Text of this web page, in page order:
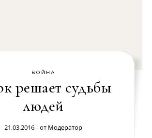
ВОЙНА
решает судьбы
людей
21.03.2016 - от Модератор